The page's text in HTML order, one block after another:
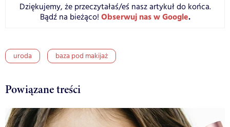
Dziękujemy, że przeczytałaś/eś nasz artykuł do końca.
Bądź na bieżąco! Obserwuj nas w Google.
uroda baza pod makijaż
Powiązane treści